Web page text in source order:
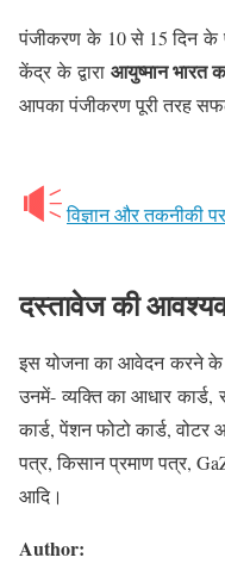
पंजीकरण के 10 से 15 दिन के
केंद्र के द्वारा आयुष्मान भारत
आपका पंजीकरण पूरी तरह
विज्ञान और तकनीकी
दस्तावेज की
इस योजना का आवेदन करने के
उनमें- व्यक्ति का आधार कार्ड,
कार्ड, पेंशन फोटो कार्ड,
पत्र, किसान प्रमाण पत्र,
आदि।
Author: